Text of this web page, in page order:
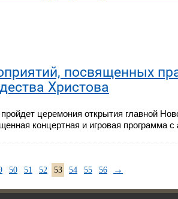
посвященных
Христова
церемония открытия главной
концертная и игровая программа
50 51 52 53 54 55 56 →